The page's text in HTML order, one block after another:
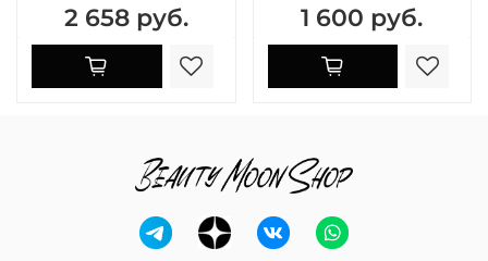
2 658 руб. 1 600 руб.